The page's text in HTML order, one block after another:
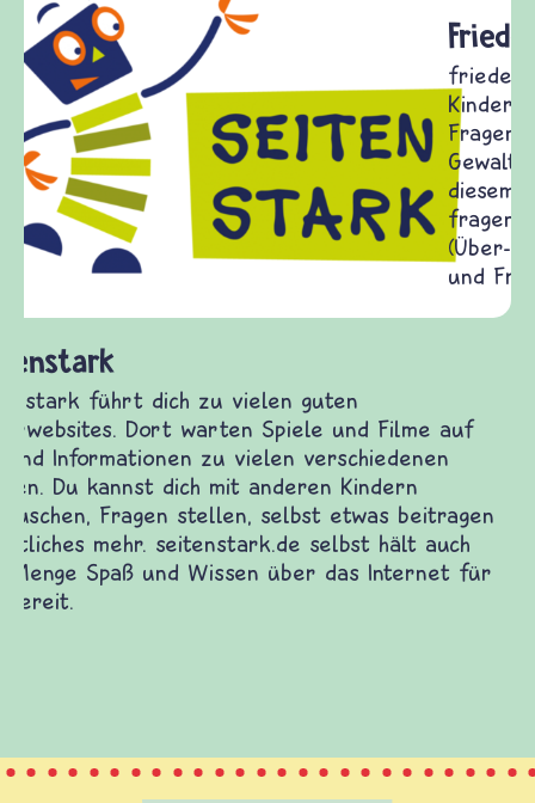
Frieden Fragen
frieden-fragen.de ist ein Internet-Angebot für
Kinder, Eltern und ErzieherInnen das zu
Fragen von Krieg und Frieden, Streit und
Gewalt informiert und einen Austausch zu
diesem Themenbereich ermöglicht. frieden-
fragen.de bietet Antworten auf wichtige
(Über-)Lebensfragen aus den Bereichen Krieg